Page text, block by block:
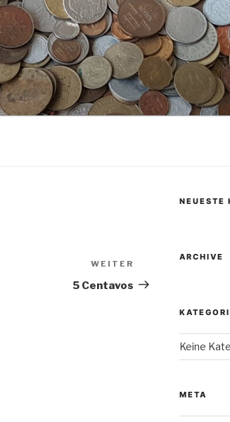
Beitrag
WEITER
5 Centavos
NEUESTE
ARCHIVE
Keine
META